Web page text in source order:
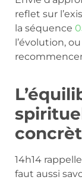
reflet sur
la séquence
l’évolution,
14h14
faut aussi